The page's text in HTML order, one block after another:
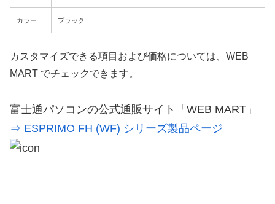
カラー ブラック
カスタマイズできる項目および価格については、WEB
MART でチェックできます。
富士通パソコンの公式通販サイト「WEB MART」
⇒ ESPRIMO FH (WF) シリーズ製品ページ